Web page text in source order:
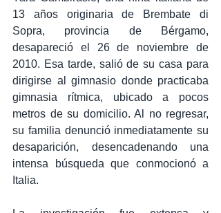
13 años originaria de Brembate di
Sopra, provincia de Bérgamo,
desapareció el 26 de noviembre de
2010. Esa tarde, salió de su casa para
dirigirse al gimnasio donde practicaba
gimnasia rítmica, ubicado a pocos
metros de su domicilio. Al no regresar,
su familia denunció inmediatamente su
desaparición, desencadenando una
intensa búsqueda que conmocionó a
Italia.